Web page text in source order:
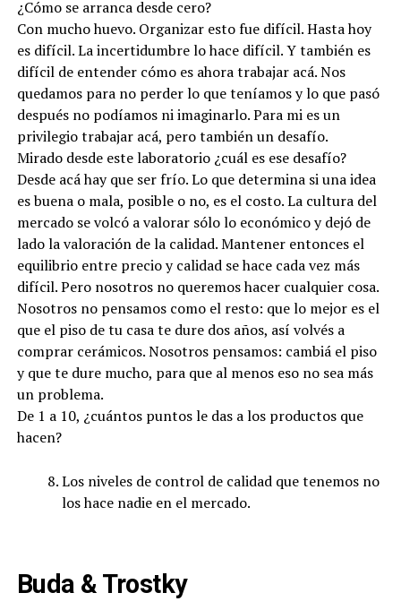
¿Cómo se arranca desde cero?
Con mucho huevo. Organizar esto fue difícil. Hasta hoy
es difícil. La incertidumbre lo hace difícil. Y también es
difícil de entender cómo es ahora trabajar acá. Nos
quedamos para no perder lo que teníamos y lo que pasó
después no podíamos ni imaginarlo. Para mi es un
privilegio trabajar acá, pero también un desafío.
Mirado desde este laboratorio ¿cuál es ese desafío?
Desde acá hay que ser frío. Lo que determina si una idea
es buena o mala, posible o no, es el costo. La cultura del
mercado se volcó a valorar sólo lo económico y dejó de
lado la valoración de la calidad. Mantener entonces el
equilibrio entre precio y calidad se hace cada vez más
difícil. Pero nosotros no queremos hacer cualquier cosa.
Nosotros no pensamos como el resto: que lo mejor es el
que el piso de tu casa te dure dos años, así volvés a
comprar cerámicos. Nosotros pensamos: cambiá el piso
y que te dure mucho, para que al menos eso no sea más
un problema.
De 1 a 10, ¿cuántos puntos le das a los productos que
hacen?
Los niveles de control de calidad que tenemos no
los hace nadie en el mercado.
Buda & Trostky